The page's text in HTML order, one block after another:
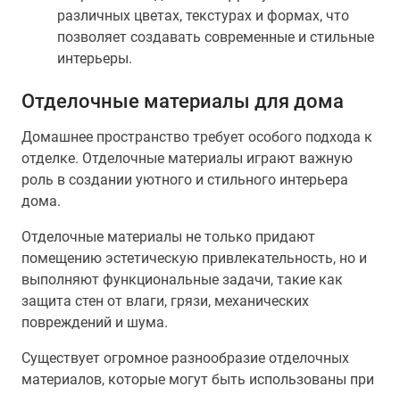
различных цветах, текстурах и формах, что
позволяет создавать современные и стильные
интерьеры.
Отделочные материалы для дома
Домашнее пространство требует особого подхода к
отделке. Отделочные материалы играют важную
роль в создании уютного и стильного интерьера
дома.
Отделочные материалы не только придают
помещению эстетическую привлекательность, но и
выполняют функциональные задачи, такие как
защита стен от влаги, грязи, механических
повреждений и шума.
Существует огромное разнообразие отделочных
материалов, которые могут быть использованы при